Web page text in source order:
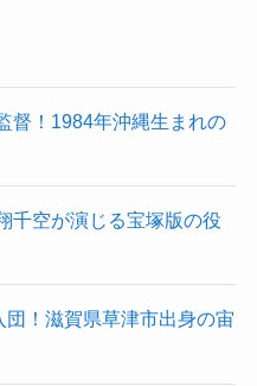
督！1984年沖縄生まれの
千空が演じる宝塚版の役
！滋賀県草津市出身の宙